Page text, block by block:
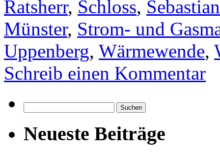
Ratsherr, Schloss,
Münster, Strom- und
Uppenberg, Wärmewende,
Schreib einen Kommentar
nach:
Neueste Beiträge